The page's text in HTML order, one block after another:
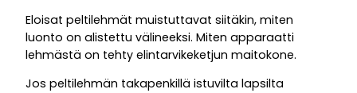
Eloisat peltilehmät muistuttavat siitäkin, miten
luonto on alistettu välineeksi. Miten apparaatti
lehmästä on tehty elintarvikeketjun maitokone.
Jos peltilehmän takapenkillä istuvilta lapsilta